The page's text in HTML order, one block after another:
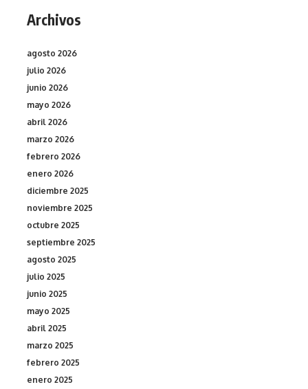
Archivos
agosto 2026
julio 2026
junio 2026
mayo 2026
abril 2026
marzo 2026
febrero 2026
enero 2026
diciembre 2025
noviembre 2025
octubre 2025
septiembre 2025
agosto 2025
julio 2025
junio 2025
mayo 2025
abril 2025
marzo 2025
febrero 2025
enero 2025